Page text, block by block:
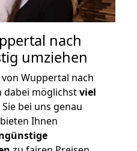
nach
umziehen
Wuppertal nach
dabei möglichstviel
bei uns genau
Ihnen